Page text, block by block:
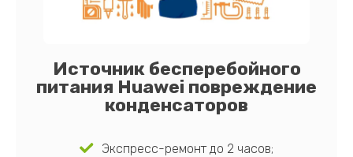
Источник бесперебойного
питания Huawei повреждение
конденсаторов
Экспресс-ремонт до 2 часов;